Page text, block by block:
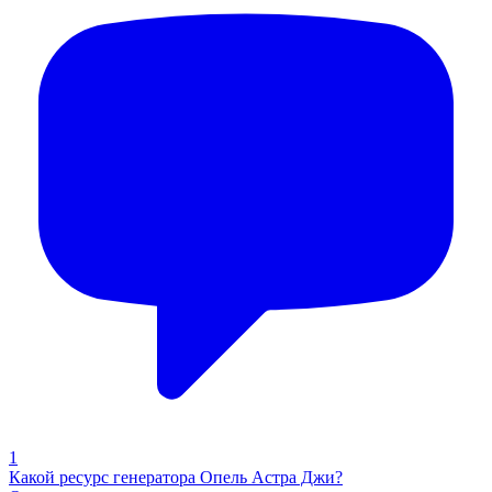
1
Какой ресурс генератора Опель Астра Джи?